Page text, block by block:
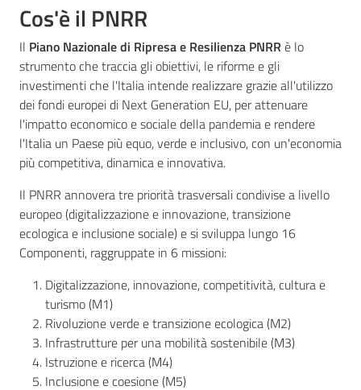
Vivere
il
Comune
amministrativi
Albo
pretorio
Sportello
telematico
SUE
Cos'è il PNRR
Il Piano Nazionale di Ripresa e Resilienza PNRR è lo
strumento che traccia gli obiettivi, le riforme e gli
investimenti che l'Italia intende realizzare grazie all'utilizzo
dei fondi europei di Next Generation EU, per attenuare
l'impatto economico e sociale della pandemia e rendere
l'Italia un Paese più equo, verde e inclusivo, con un'economia
più competitiva, dinamica e innovativa.
Il PNRR annovera tre priorità trasversali condivise a livello
europeo (digitalizzazione e innovazione, transizione
ecologica e inclusione sociale) e si sviluppa lungo 16
Componenti, raggruppate in 6 missioni:
Digitalizzazione, innovazione, competitività, cultura e
turismo (M1)
Rivoluzione verde e transizione ecologica (M2)
Infrastrutture per una mobilità sostenibile (M3)
Istruzione e ricerca (M4)
Inclusione e coesione (M5)